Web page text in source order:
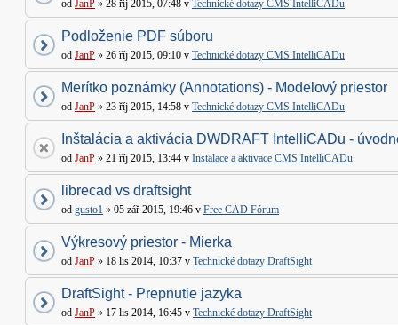
od JanP » 28 říj 2015, 07:48 v Technické dotazy CMS IntelliCADu
Podloženie PDF súboru
od JanP » 26 říj 2015, 09:10 v Technické dotazy CMS IntelliCADu
Merítko poznámky (Annotations) - Modelový priestor
od JanP » 23 říj 2015, 14:58 v Technické dotazy CMS IntelliCADu
Inštalácia a aktivácia DWDRAFT IntelliCADu -
od JanP » 21 říj 2015, 13:44 v Instalace a aktivace CMS IntelliCADu
librecad vs draftsight
od gusto1 » 05 zář 2015, 19:46 v Free CAD Fórum
Výkresový priestor - Mierka
od JanP » 18 lis 2014, 10:37 v Technické dotazy DraftSight
DraftSight - Prepnutie jazyka
od JanP » 17 lis 2014, 16:45 v Technické dotazy DraftSight